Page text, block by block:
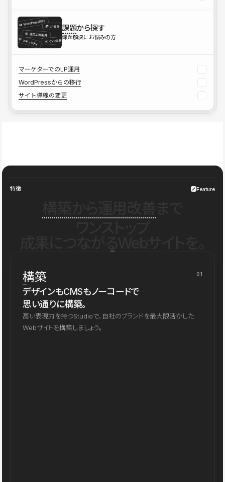
課題から探す
課題解決にお悩みの方
マーケターでのLP運用
WordPressからの移行
サイト導線の変更
特徴 Feature
構築 01
デザインもCMSもノーコードで
思い通りに構築。
高い表現力を持つStudioで、自社のブランドを最大限活かした
Webサイトを構築しましょう。